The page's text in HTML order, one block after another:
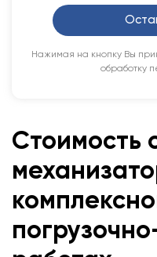
Нажимая на кнопку Вы
обработку
Стоимость